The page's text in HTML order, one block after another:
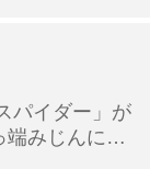
パイダー」が
端みじんにな